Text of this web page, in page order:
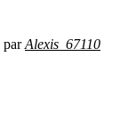
parAlexis_67110